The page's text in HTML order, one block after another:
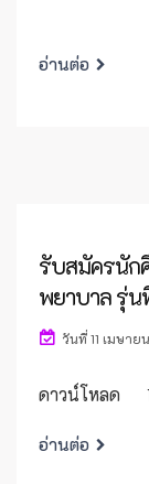
อ่านต่อ
รับสมัครนัก
พยาบาล รุ่น
วันที่ 11 เมษาย
ดาวน์โหลด
อ่านต่อ